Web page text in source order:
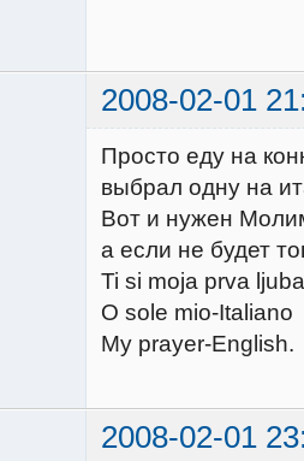
2008-02-01
Просто еду на
выбрал одну на
Вот и нужен
а если не будет
Ti si moja prva
O sole mio-Italiano
My prayer-
2008-02-01